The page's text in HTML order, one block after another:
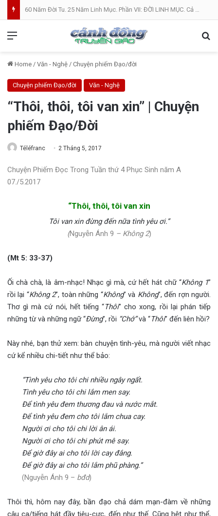
60 Năm Đời Tu. 25 Năm Linh Mục. Phần VII: ĐỜI LINH MỤC. Cả Nổ
Home / Văn - Nghệ / Chuyện phiếm Đạo/đời
Chuyện phiếm Đạo/đời Văn - Nghệ
“Thôi, thôi, tôi van xin” | Chuyện
phiếm Đạo/Đời
Téléfranc 2 Tháng 5, 2017
Chuyện Phiếm Đọc Trong Tuần thứ 4 Phục Sinh năm A
07./5.2017
“Thôi, thôi, tôi van xin
Tôi van xin đừng đến nữa tình yêu ơi.”
(Nguyễn Ánh 9 – Không 2)
(Mt 5: 33-37)
Ối chà chà, là âm-nhạc! Nhạc gì mà, cứ hết hát chữ “Không 1”
rồi lại “Không 2”, toàn những “Không” và Không”, đến rợn người.
Thơ gì mà cứ nói, hết tiếng “Thôi” cho xong, rồi lại phán tiếp
những từ và những ngữ “Đừng”, rồi “Chớ”và “Thôi” đến liên hồi?
Này nhé, bạn thử xem: bàn chuyện tình-yêu, mà người viết nhạc
cứ kể nhiều chi-tiết như thể bảo:
“Tình yêu cho tôi chi nhiều ngây ngất.
Tình yêu cho tôi chi lắm men say.
Để tình yêu đem thương đau và nước mắt.
Để tình yêu đem cho tôi lắm chua cay.
Người ơi cho tôi chi lời ân ái.
Người ơi cho tôi chi phút mê say.
Để giờ đây ai cho tôi lời cay đắng.
Để giờ đây ai cho tôi lắm phũ phàng.”
(Nguyễn Ánh 9 – bđd)
Thôi thì, hôm nay đây, bần đạo chả dám mạn-đàm về những
câu ca/tiếng hát đầy tiêu-cực, đến như thế. Cũng hệt như thể,